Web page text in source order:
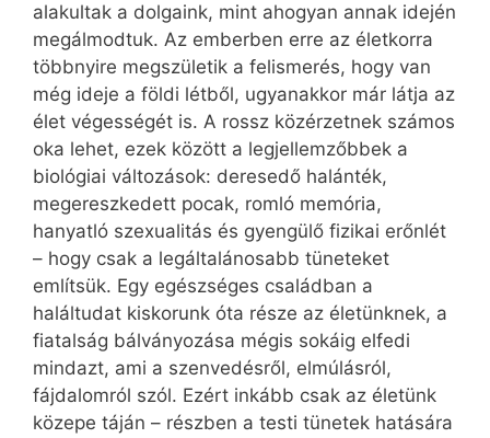
alakultak a dolgaink, mint ahogyan annak idején
megálmodtuk. Az emberben erre az életkorra
többnyire megszületik a felismerés, hogy van
még ideje a földi létből, ugyanakkor már látja az
élet végességét is. A rossz közérzetnek számos
oka lehet, ezek között a legjellemzőbbek a
biológiai változások: deresedő halánték,
megereszkedett pocak, romló memória,
hanyatló szexualitás és gyengülő fizikai erőnlét
– hogy csak a legáltalánosabb tüneteket
említsük. Egy egészséges családban a
haláltudat kiskorunk óta része az életünknek, a
fiatalság bálványozása mégis sokáig elfedi
mindazt, ami a szenvedésről, elmúlásról,
fájdalomról szól. Ezért inkább csak az életünk
közepe táján – részben a testi tünetek hatására